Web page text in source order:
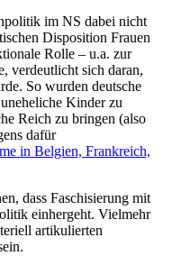
im NS dabei nicht
Disposition Frauen
Rolle – u.a. zur
verdeutlicht sich daran,
So wurden deutsche
Kinder zu
Reich zu bringen (also
dafür
in Belgien, Frankreich,
dass Faschisierung mit
einhergeht. Vielmehr
artikulierten